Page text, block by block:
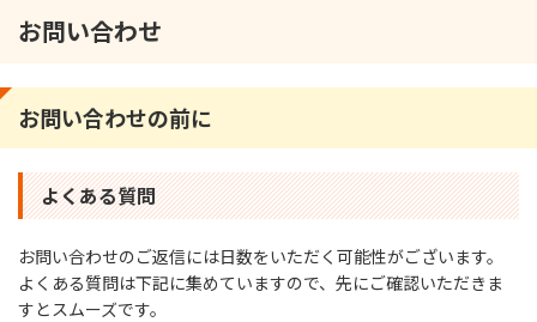
お問い合わせ
お問い合わせの前に
よくある質問
お問い合わせのご返信には⽇数をいただく可能性がございます。
よくある質問は下記に集めていますので、先にご確認いただきま
すとスムーズです。